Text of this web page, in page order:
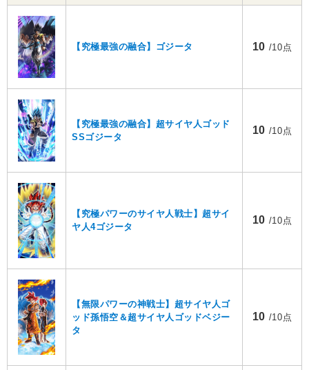
【究極最強の融合】ゴジータ 10 /10点
【究極最強の融合】超サイヤ人ゴッド
SSゴジータ
10 /10点
【究極パワーのサイヤ人戦士】超サイ
ヤ人4ゴジータ
10 /10点
【無限パワーの神戦士】超サイヤ人ゴ
ッド孫悟空＆超サイヤ人ゴッドベジー
タ
10 /10点